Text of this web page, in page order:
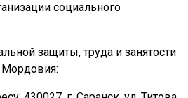
социального
защиты, труда и занятости
Мордовия: